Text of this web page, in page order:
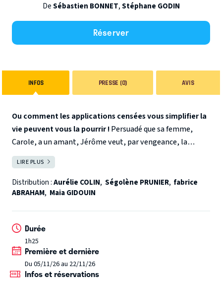
DeSébastien BONNET,Stéphane GODIN
Réserver
INFOS PRESSE (0) AVIS
Ou comment les applications censées vous simplifier la
vie peuvent vous la pourrir !Persuadé que sa femme,
Carole, a un amant, Jérôme veut, par vengeance, la
tromper avec une belle inconnue rencontrée sur une appli
de rencontre… Sauf que cette jeune étudiante n’est autre
que la nouvelle nounou de leur fils que sa femme a recruté
sur l’appli Baby-Sittor !
LIRE PLUS
Distribution :Aurélie COLIN, Ségolène PRUNIER, fabrice
ABRAHAM, Maia GIDOUIN
Durée
1h25
Première et dernière
Du 05/11/26 au 22/11/26
Infos et réservations